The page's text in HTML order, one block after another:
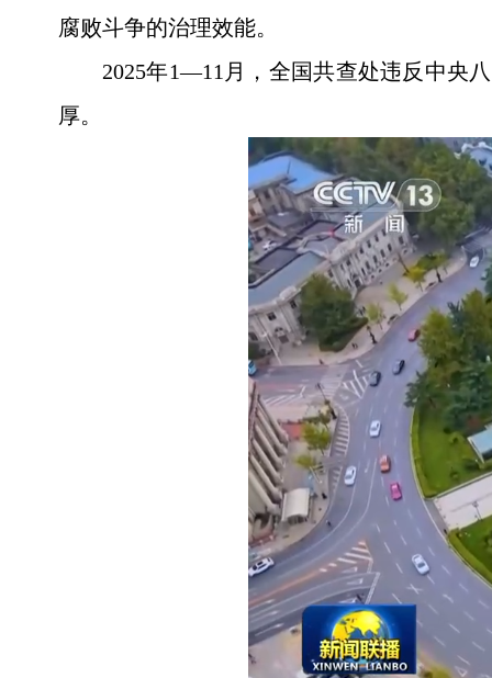
腐败斗争的治理效能。
2025年1—11月，全国共查处违反中央
厚。